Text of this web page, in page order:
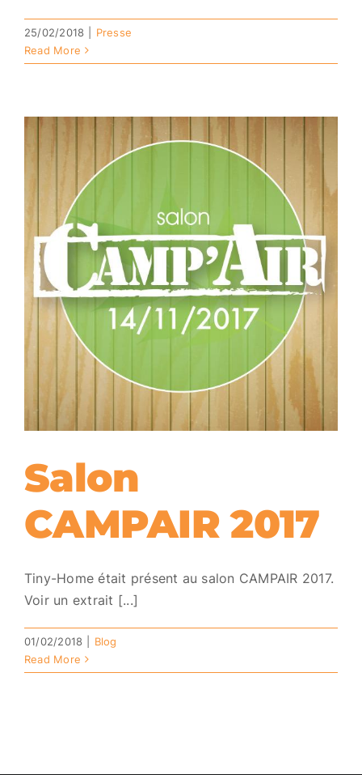
25/02/2018
Presse
Read More
Salon
CAMPAIR 2017
Tiny-Home était présent au salon CAMPAIR 2017.
Voir un extrait [...]
01/02/2018
Blog
Read More